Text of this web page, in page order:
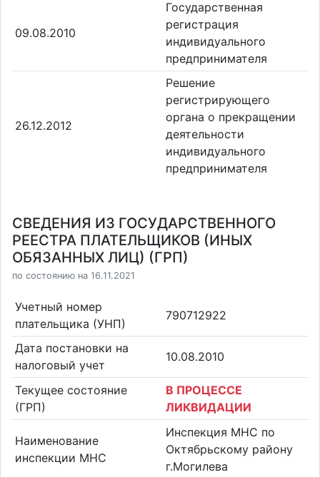
09.08.2010
Государственная
регистрация
индивидуального
предпринимателя
26.12.2012
Решение
регистрирующего
органа о прекращении
деятельности
индивидуального
предпринимателя
СВЕДЕНИЯ ИЗ ГОСУДАРСТВЕННОГО
РЕЕСТРА ПЛАТЕЛЬЩИКОВ (ИНЫХ
ОБЯЗАННЫХ ЛИЦ) (ГРП)
по состоянию на 16.11.2021
Учетный номер
плательщика (УНП)
790712922
Дата постановки на
налоговый учет
10.08.2010
Текущее состояние
(ГРП)
В ПРОЦЕССЕ
ЛИКВИДАЦИИ
Наименование
инспекции МНС
Инспекция МНС по
Октябрьскому району
г.Могилева